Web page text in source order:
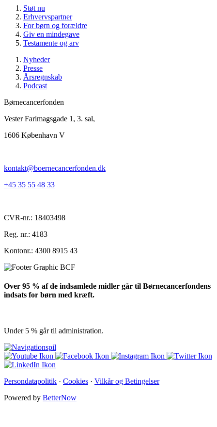
Støt nu
Erhvervspartner
For børn og forældre
Giv en mindegave
Testamente og arv
Nyheder
Presse
Årsregnskab
Podcast
Børnecancerfonden
Vester Farimagsgade 1, 3. sal,
1606 København V
kontakt@boernecancerfonden.dk
+45 35 55 48 33
CVR-nr.: 18403498
Reg. nr.: 4183
Kontonr.: 4300 8915 43
Over 95 % af de indsamlede midler går til Børnecancerfondens
indsats for børn med kræft.
Under 5 % går til administration.
Persondatapolitik · Cookies · Vilkår og Betingelser
Powered by BetterNow